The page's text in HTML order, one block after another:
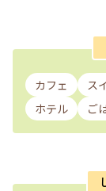
カフェ ス
ホテル
ご